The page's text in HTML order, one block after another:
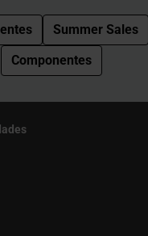
Summer Sales
Componentes